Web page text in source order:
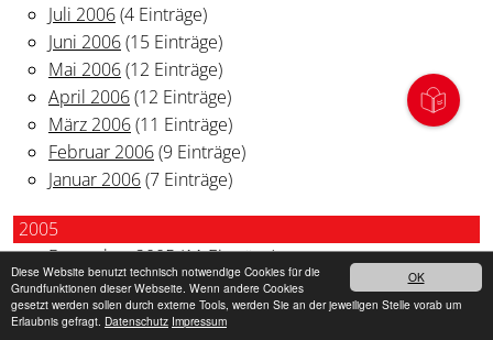
OK
Diese Website benutzt technisch notwendige Cookies für die
Grundfunktionen dieser Webseite. Wenn andere Cookies
gesetzt werden sollen durch externe Tools, werden Sie an der jeweiligen Stelle vorab um
Erlaubnis gefragt. Datenschutz Impressum
Juli 2006(4 Einträge)
Juni 2006(15 Einträge)
Mai 2006(12 Einträge)
April 2006(12 Einträge)
März 2006(11 Einträge)
Februar 2006(9 Einträge)
Januar 2006(7 Einträge)
2005
Dezember 2005(11 Einträge)
November 2005(6 Einträge)
Oktober 2005(7 Einträge)